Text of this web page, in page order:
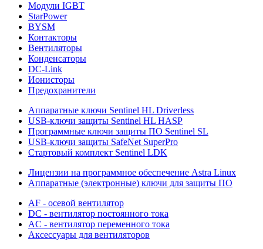
Модули IGBT
StarPower
BYSM
Контакторы
Вентиляторы
Конденсаторы
DC-Link
Ионисторы
Предохранители
Аппаратные ключи Sentinel HL Driverless
USB-ключи защиты Sentinel HL HASP
Программные ключи защиты ПО Sentinel SL
USB-ключи защиты SafeNet SuperPro
Стартовый комплект Sentinel LDK
Лицензии на программное обеспечение Astra Linux
Аппаратные (электронные) ключи для защиты ПО
AF - осевой вентилятор
DC - вентилятор постоянного тока
AC - вентилятор переменного тока
Аксессуары для вентиляторов